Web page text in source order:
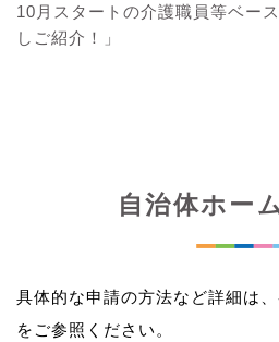
10月スタートの介護職員等ベー
しご紹介！」
自治体ホー
具体的な申請の方法など詳細は
をご参照ください。